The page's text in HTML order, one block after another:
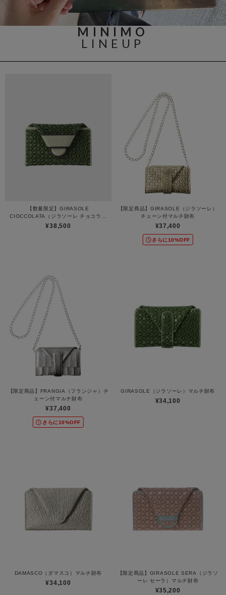
MINIMO
LINEUP
【数量限定】GIRASOLE
CIOCCOLATA（ジラソーレ チョコラー
タ）マルチ財布
¥38,500
【限定商品】GIRASOLE（ジラソーレ）
チェーン付マルチ財布
¥37,400
さらに10%OFF
【限定商品】FRANGIA（フランジャ）チ
ェーン付マルチ財布
¥37,400
さらに10%OFF
GIRASOLE（ジラソーレ）マルチ財布
¥34,100
DAMASCO（ダマスコ）マルチ財布
¥34,100
【限定商品】GIRASOLE SERA（ジラソ
ーレ セーラ）マルチ財布
¥35,200